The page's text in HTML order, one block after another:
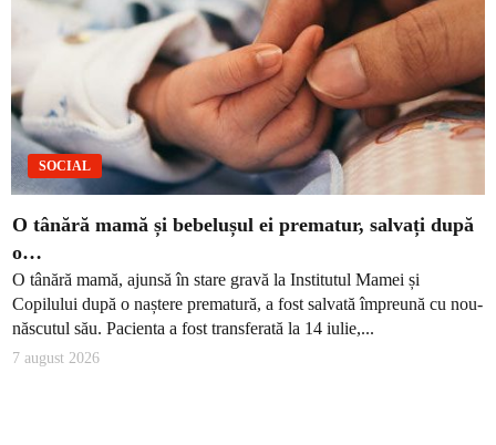
SOCIAL
O tânără mamă și bebelușul ei prematur, salvați după
o…
O tânără mamă, ajunsă în stare gravă la Institutul Mamei și
Copilului după o naștere prematură, a fost salvată împreună cu nou-
născutul său. Pacienta a fost transferată la 14 iulie,...
7 august 2026